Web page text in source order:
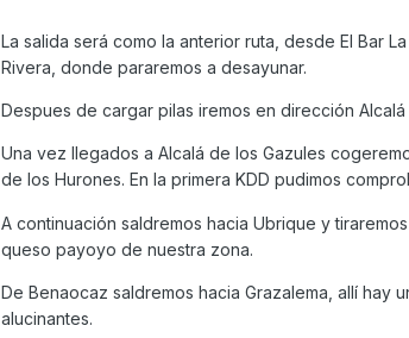
La salida será como la anterior ruta, desde El Bar
Rivera, donde pararemos a desayunar.
Despues de cargar pilas iremos en dirección
Una vez llegados a Alcalá de los Gazules
de los Hurones. En la primera KDD pudimos
A continuación saldremos hacia Ubrique y
queso payoyo de nuestra zona.
De Benaocaz saldremos hacia Grazalema, allí
alucinantes.